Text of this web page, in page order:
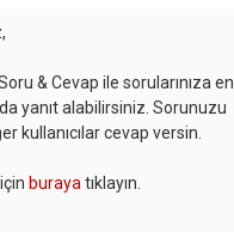
& Cevap ile sorularınıza en
yanıt alabilirsiniz. Sorunuzu
kullanıcılar cevap versin.
buraya tıklayın.